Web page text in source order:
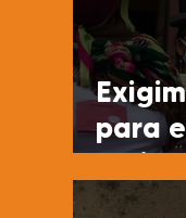
para
racial